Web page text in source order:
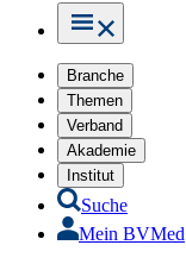
Branche
Themen
Verband
Akademie
Institut
Suche
Mein BVMed